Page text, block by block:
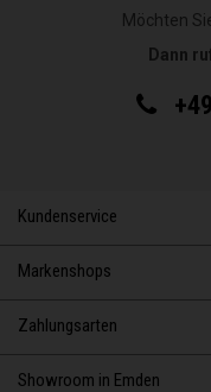
Möchten
Dann
Kundenservice
Markenshops
Zahlungsarten
Showroom in Emden